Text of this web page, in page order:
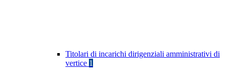
Titolari di incarichi dirigenziali amministrativi di
vertice 1